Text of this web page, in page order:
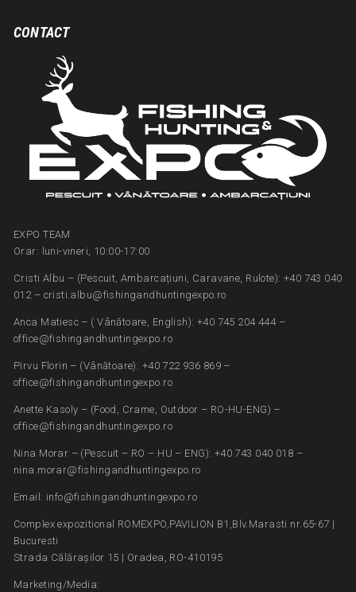
CONTACT
EXPO TEAM
Orar: luni-vineri, 10:00-17:00
Cristi Albu – (Pescuit, Ambarcațiuni, Caravane, Rulote): +40 743 040
012 – cristi.albu@fishingandhuntingexpo.ro
Anca Matiesc – ( Vânătoare, English): +40 745 204 444 –
office@fishingandhuntingexpo.ro
Pirvu Florin – (Vânătoare): +40 722 936 869 –
office@fishingandhuntingexpo.ro
Anette Kasoly – (Food, Crame, Outdoor – RO-HU-ENG) –
office@fishingandhuntingexpo.ro
Nina Morar – (Pescuit – RO – HU – ENG): +40 743 040 018 –
nina.morar@fishingandhuntingexpo.ro
Email: info@fishingandhuntingexpo.ro
Complex expozitional ROMEXPO,PAVILION B1,Blv.Marasti nr.65-67 |
Bucuresti
Strada Călărașilor 15 | Oradea, RO-410195
Marketing/Media: